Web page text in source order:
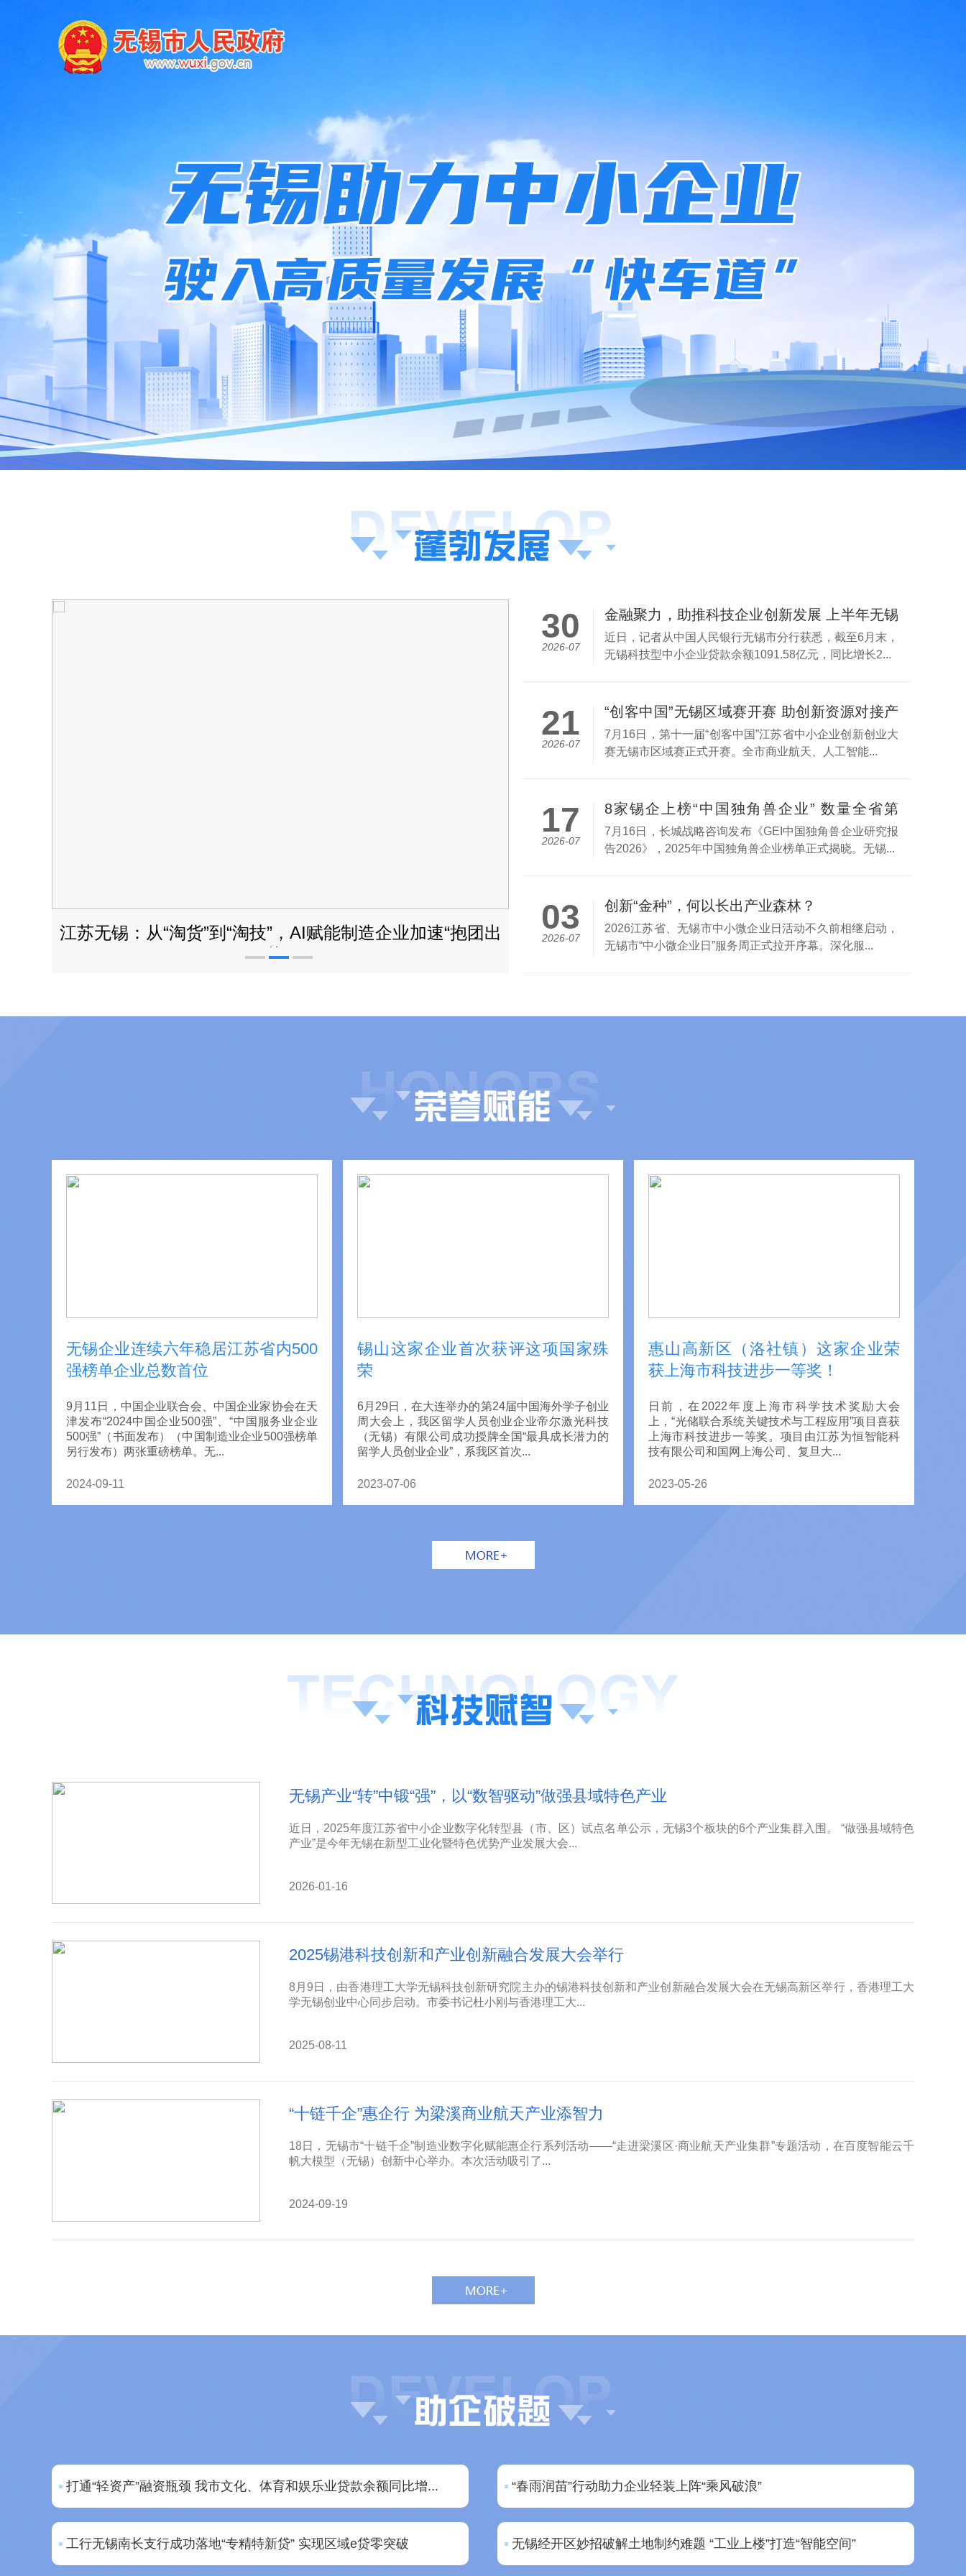
江苏无锡：从“淘货”到“淘技”，AI赋能制造企业加速“抱团出
海”
无锡：助力轻量化创业，全生命周期护航AI“一人公司”成长
30
2026-07
金融聚力，助推科技企业创新发展 上半年无锡
科技型中小企业贷款...
近日，记者从中国人民银行无锡市分行获悉，截至6月末，
无锡科技型中小企业贷款余额1091.58亿元，同比增长2...
21
2026-07
“创客中国”无锡区域赛开赛 助创新资源对接产
业资本
7月16日，第十一届“创客中国”江苏省中小企业创新创业大
赛无锡市区域赛正式开赛。全市商业航天、人工智能...
17
2026-07
8家锡企上榜“中国独角兽企业” 数量全省第
二，赛道分布多元
7月16日，长城战略咨询发布《GEI中国独角兽企业研究报
告2026》，2025年中国独角兽企业榜单正式揭晓。无锡...
03
2026-07
创新“金种”，何以长出产业森林？
2026江苏省、无锡市中小微企业日活动不久前相继启动，
无锡市“中小微企业日”服务周正式拉开序幕。深化服...
无锡企业连续六年稳居江苏省内500
强榜单企业总数首位
9月11日，中国企业联合会、中国企业家协会在天
津发布“2024中国企业500强”、“中国服务业企业
500强”（书面发布）（中国制造业企业500强榜单
另行发布）两张重磅榜单。无...
2024-09-11
锡山这家企业首次获评这项国家殊
荣
6月29日，在大连举办的第24届中国海外学子创业
周大会上，我区留学人员创业企业帝尔激光科技
（无锡）有限公司成功授牌全国“最具成长潜力的
留学人员创业企业”，系我区首次...
2023-07-06
惠山高新区（洛社镇）这家企业荣
获上海市科技进步一等奖！
日前，在2022年度上海市科学技术奖励大会
上，“光储联合系统关键技术与工程应用”项目喜获
上海市科技进步一等奖。项目由江苏为恒智能科
技有限公司和国网上海公司、复旦大...
2023-05-26
无锡产业“转”中锻“强”，以“数智驱动”做强县域特色产业
近日，2025年度江苏省中小企业数字化转型县（市、区）试点名单公示，无锡3个板块的6个产业集群入围。 “做强县域特色
产业”是今年无锡在新型工业化暨特色优势产业发展大会...
2026-01-16
2025锡港科技创新和产业创新融合发展大会举行
8月9日，由香港理工大学无锡科技创新研究院主办的锡港科技创新和产业创新融合发展大会在无锡高新区举行，香港理工大
学无锡创业中心同步启动。市委书记杜小刚与香港理工大...
2025-08-11
“十链千企”惠企行 为梁溪商业航天产业添智力
18日，无锡市“十链千企”制造业数字化赋能惠企行系列活动——“走进梁溪区·商业航天产业集群”专题活动，在百度智能云千
帆大模型（无锡）创新中心举办。本次活动吸引了...
2024-09-19
打通“轻资产”融资瓶颈 我市文化、体育和娱乐业贷款余额同比增... “春雨润苗”行动助力企业轻装上阵“乘风破浪”
工行无锡南长支行成功落地“专精特新贷” 实现区域e贷零突破 无锡经开区妙招破解土地制约难题 “工业上楼”打造“智能空间”